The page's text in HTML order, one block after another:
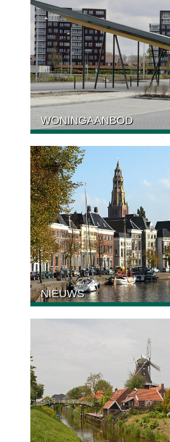
WONINGAANBOD
NIEUWS